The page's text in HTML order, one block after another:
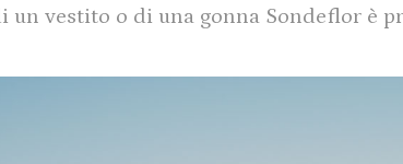
un vestito o di una gonna Sondeflor è